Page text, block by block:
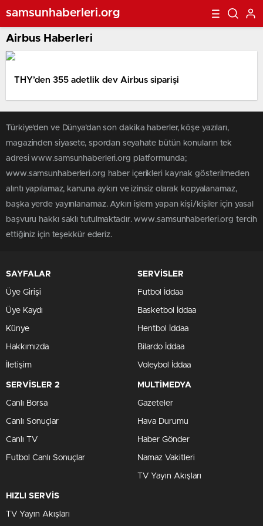
samsunhaberleri.org
Airbus Haberleri
THY’den 355 adetlik dev Airbus siparişi
Türkiye'den ve Dünya’dan son dakika haberler, köşe yazıları,
magazinden siyasete, spordan seyahate bütün konuların tek
adresi www.samsunhaberleri.org platformunda;
www.samsunhaberleri.org haber içerikleri kaynak gösterilmeden
alıntı yapılamaz, kanuna aykırı ve izinsiz olarak kopyalanamaz,
başka yerde yayınlanamaz. Aykırı işlem yapan kişi/kişiler için yasal
başvuru hakkı saklı tutulmaktadır. www.samsunhaberleri.org tercih
ettiğiniz için teşekkür ederiz.
SAYFALAR
Üye Girişi
Üye Kaydı
Künye
Hakkımızda
İletişim
SERVİSLER
Futbol İddaa
Basketbol İddaa
Hentbol İddaa
Bilardo İddaa
Voleybol İddaa
SERVİSLER 2
Canlı Borsa
Canlı Sonuçlar
Canlı TV
Futbol Canlı Sonuçlar
MULTİMEDYA
Gazeteler
Hava Durumu
Haber Gönder
Namaz Vakitleri
TV Yayın Akışları
HIZLI SERVİS
TV Yayın Akışları